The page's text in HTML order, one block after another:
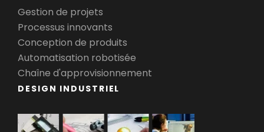
Gestion de projets
Processus innovants
Conception de produits
Automatisation robotisée
Chaîne d'approvisionnement
DESIGN INDUSTRIEL